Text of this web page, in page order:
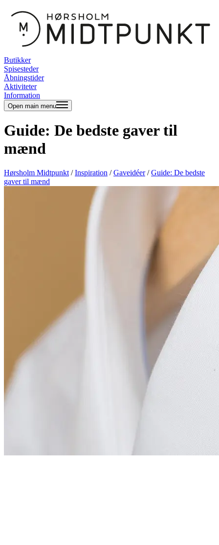
Butikker
Spisesteder
Åbningstider
Aktiviteter
Information
Open main menu
Guide: De bedste gaver til
mænd
Hørsholm Midtpunkt /Inspiration /Gaveidéer/Guide: De bedste
gaver til mænd